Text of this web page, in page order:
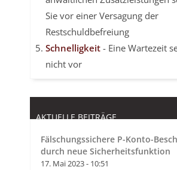
Sie vor einer Versagung der
Restschuldbefreiung
Schnelligkeit - Eine Wartezeit
nicht vor
AKTUELLE BEITRÄGE
Fälschungssichere P-Konto-
durch neue Sicherheitsfunktion
17. Mai 2023 - 10:51